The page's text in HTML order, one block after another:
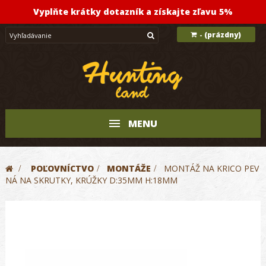
Vyplňte krátky dotazník a získajte zľavu 5%
- (prázdny)
MENU
> POĽOVNÍCTVO > MONTÁŽE >
MONTÁŽ NA KRICO PEV
NÁ NA SKRUTKY, KRÚŽKY D:35MM H:18MM